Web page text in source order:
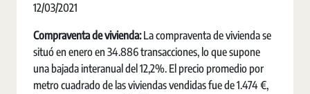
12/03/2021
Compraventa de vivienda:La compraventa de vivienda se
situó en enero en 34.886 transacciones, lo que supone
una bajada interanual del 12,2%. El precio promedio por
metro cuadrado de las viviendas vendidas fue de 1.474 €,